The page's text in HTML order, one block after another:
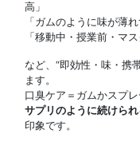
高」
「ガムのように味が薄
「移動中・授業前・マ
など、“即効性・味・携
ます。
口臭ケア＝ガムかスプ
サプリのように続けら
印象です。